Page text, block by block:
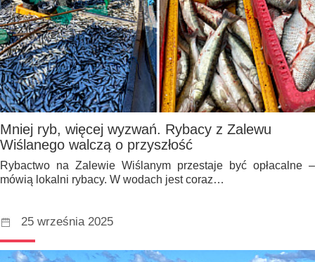
Mniej ryb, więcej wyzwań. Rybacy z Zalewu
Wiślanego walczą o przyszłość
Rybactwo na Zalewie Wiślanym przestaje być opłacalne –
mówią lokalni rybacy. W wodach jest coraz…
25 września 2025